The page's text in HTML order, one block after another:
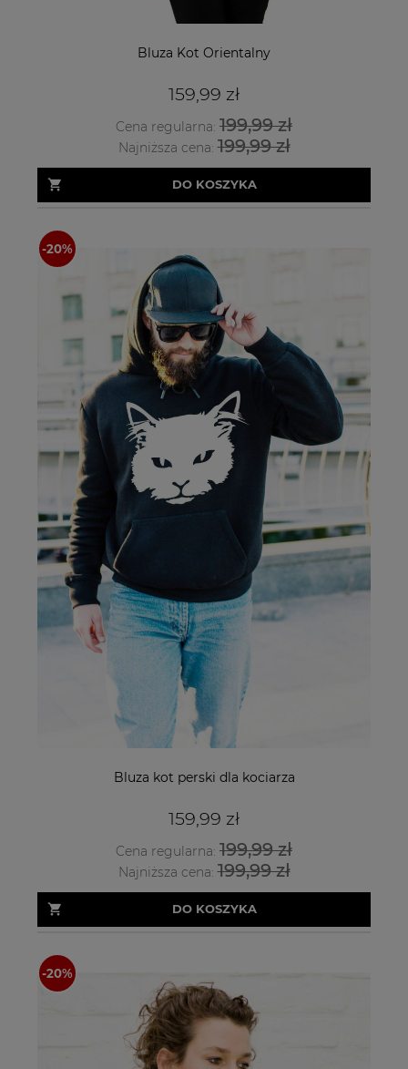
Bluza Kot Orientalny
159,99 zł
Cena regularna: 199,99 zł
Najniższa cena:199,99 zł
DO KOSZYKA
Bluza kot perski dla kociarza
159,99 zł
Cena regularna: 199,99 zł
Najniższa cena:199,99 zł
DO KOSZYKA